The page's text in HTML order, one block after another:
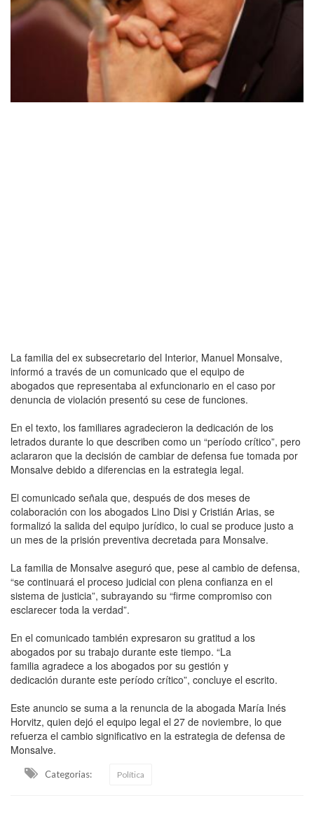
La familia del ex subsecretario del Interior, Manuel Monsalve,
informó a través de un comunicado que el equipo de
abogados que representaba al exfuncionario en el caso por
denuncia de violación presentó su cese de funciones.
En el texto, los familiares agradecieron la dedicación de los
letrados durante lo que describen como un “período crítico”, pero
aclararon que la decisión de cambiar de defensa fue tomada por
Monsalve debido a diferencias en la estrategia legal.
El comunicado señala que, después de dos meses de
colaboración con los abogados Lino Disi y Cristián Arias, se
formalizó la salida del equipo jurídico, lo cual se produce justo a
un mes de la prisión preventiva decretada para Monsalve.
La familia de Monsalve aseguró que, pese al cambio de defensa,
“se continuará el proceso judicial con plena confianza en el
sistema de justicia”, subrayando su “firme compromiso con
esclarecer toda la verdad”.
En el comunicado también expresaron su gratitud a los
abogados por su trabajo durante este tiempo. “La
familia agradece a los abogados por su gestión y
dedicación durante este período crítico”, concluye el escrito.
Este anuncio se suma a la renuncia de la abogada María Inés
Horvitz, quien dejó el equipo legal el 27 de noviembre, lo que
refuerza el cambio significativo en la estrategia de defensa de
Monsalve.
Categorias: Política